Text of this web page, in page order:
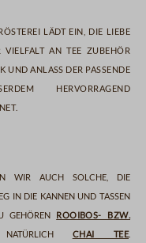
lädt ein, die Liebe
Vielfalt an Tee Zubehör
und Anlass der passende
hervorragend
wir auch solche, die
in die Kannen und Tassen
gehören Rooibos- bzw.
Chai Tee.